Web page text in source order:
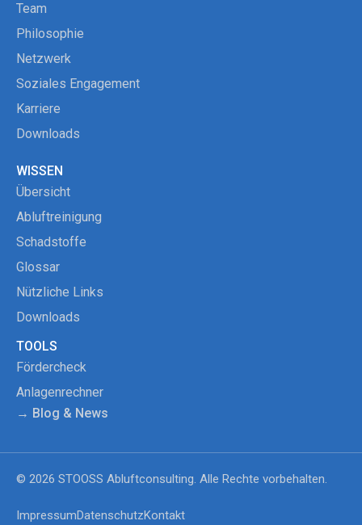
Team
Philosophie
Netzwerk
Soziales Engagement
Karriere
Downloads
WISSEN
Übersicht
Abluftreinigung
Schadstoffe
Glossar
Nützliche Links
Downloads
TOOLS
Fördercheck
Anlagenrechner
→ Blog & News
© 2026 STOOSS Abluftconsulting. Alle Rechte vorbehalten.
ImpressumDatenschutzKontakt